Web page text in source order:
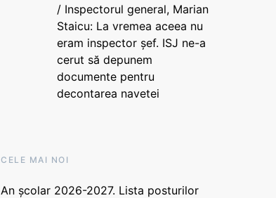
/ Inspectorul general, Marian
Staicu: La vremea aceea nu
eram inspector șef. ISJ ne-a
cerut să depunem
documente pentru
decontarea navetei
CELE MAI NOI
An școlar 2026-2027. Lista posturilor